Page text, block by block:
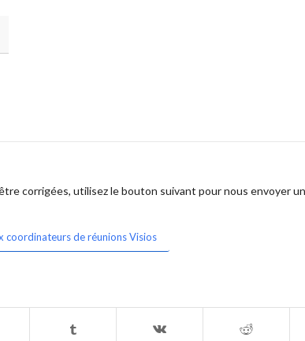
corrigées, utilisez le bouton suivant pour nous envoyer un
coordinateurs de réunions Visios